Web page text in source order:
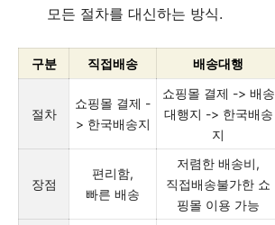
모든 절차를 대신하는 방식.
구분 직접배송 배송대행
절차
쇼핑몰 결제 -
> 한국배송지
쇼핑몰 결제 -> 배송
대행지 -> 한국배송
지
장점
편리함,
빠른 배송
저렴한 배송비,
직접배송불가한 쇼
핑몰 이용 가능